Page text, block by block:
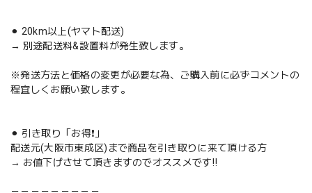
⚫︎ 20km以上(ヤマト配送)
→ 別途配送料&設置料が発生致します。
※発送方法と価格の変更が必要な為、ご購入前に必ずコメントの
程宜しくお願い致します。
⚫︎ 引き取り「お得❗️」
配送元(大阪市東成区)まで商品を引き取りに来て頂ける方
→ お値下げさせて頂きますのでオススメです‼️